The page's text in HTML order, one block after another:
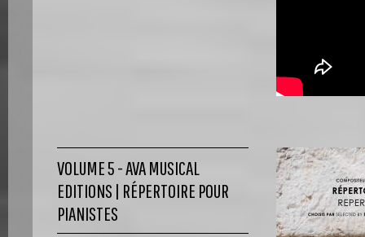
VOLUME 5 - AVA MUSICAL
EDITIONS | RÉPERTOIRE POUR
PIANISTES